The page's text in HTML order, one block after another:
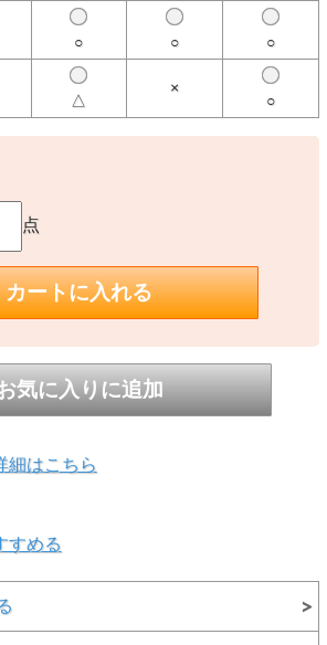
ン、ポリウレタン
PCモニター等の環境により実際の色味と
す。
店頭在庫と共有をしております。
の表示でも、実際は売り違いにより欠品が発
をキャンセルさせていただく場合がございま
大変ご迷惑をおかけしますが、予めご了承の
うお願い申し上げます。
○
○ ○
△
×
○
点
細はこちら
すめる